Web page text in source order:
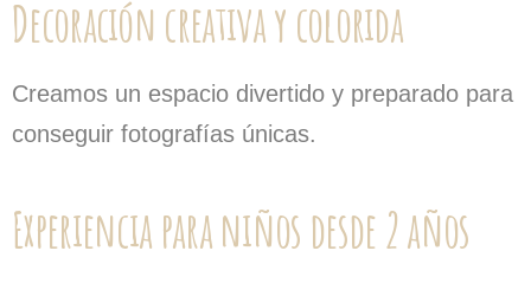
Decoración creativa y colorida
Creamos un espacio divertido y preparado para
conseguir fotografías únicas.
Experiencia para niños desde 2 años